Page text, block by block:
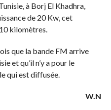
à Borj El Khadhra,
de 20 Kw, cet
kilomètres.
que la bande FM arrive
et qu’il n’y a pour le
qui est diffusée.
W.N